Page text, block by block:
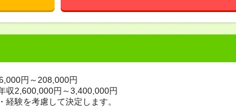
円～208,000円
収2,600,000円～3,400,000円
験を考慮して決定します。